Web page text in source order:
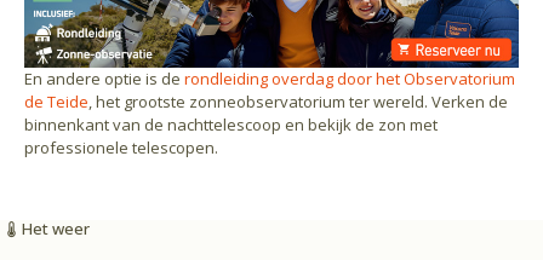
En andere optie is de rondleiding overdag door het Observatorium
de Teide , het grootste zonneobservatorium ter wereld. Verken de
binnenkant van de nachttelescoop en bekijk de zon met
professionele telescopen.
Het weer